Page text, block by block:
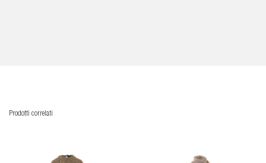
Prodotti correlati